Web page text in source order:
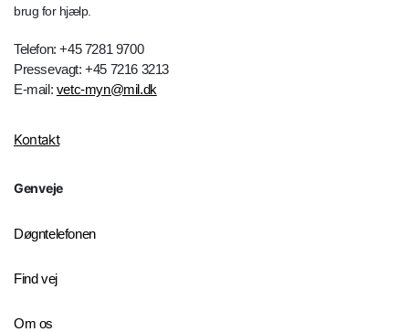
brug for hjælp.
Telefon: +45 7281 9700
Pressevagt: +45 7216 3213
E-mail: vetc-myn@mil.dk
Kontakt
Genveje
Døgntelefonen
Find vej
Om os